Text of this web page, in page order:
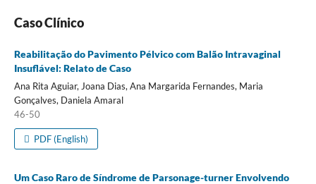
Caso Clínico
Reabilitação do Pavimento Pélvico com Balão Intravaginal
Insuflável: Relato de Caso
Ana Rita Aguiar, Joana Dias, Ana Margarida Fernandes, Maria
Gonçalves, Daniela Amaral
46-50
PDF (English)
Um Caso Raro de Síndrome de Parsonage-turner Envolvendo